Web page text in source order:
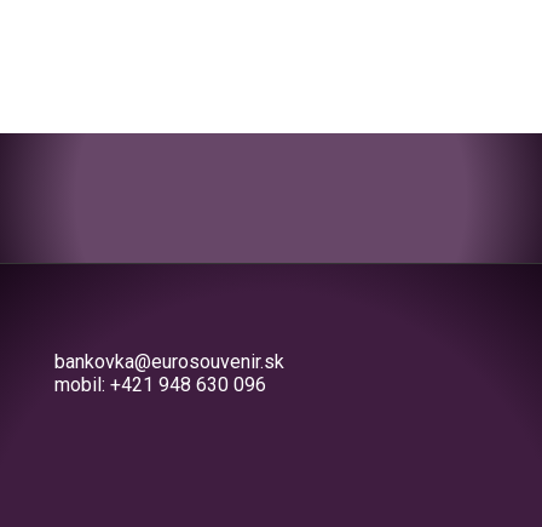
bankovka@eurosouvenir.sk
mobil: +421 948 630 096